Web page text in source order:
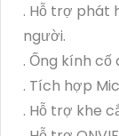
. Hỗ trợ phát
người.
. Ống kính
. Tích hợp Mic
. Hỗ trợ khe